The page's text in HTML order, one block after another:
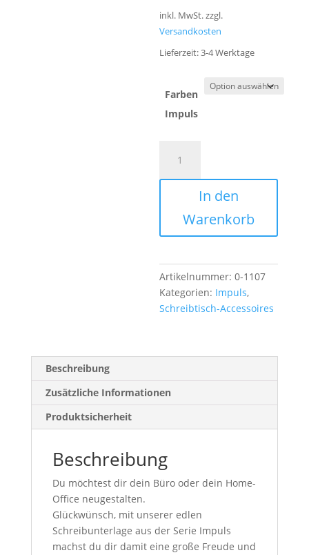
inkl. MwSt.zzgl.
Versandkosten
Lieferzeit:3-4 Werktage
Farben
Impuls
x
IMPULS
In den
Warenkorb
t
e
n
i
v
e
Artikelnummer:0-1107
Kategorien: Impuls,
Schreibtisch-Accessoires
Beschreibung
Zusätzliche Informationen
Produktsicherheit
Beschreibung
Du möchtest dir dein Büro oder dein Home-
Office neugestalten.
Glückwünsch, mit unserer edlen
Schreibunterlage aus der Serie Impuls
machst du dir damit eine große Freude und